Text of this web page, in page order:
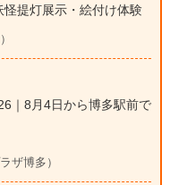
提灯展示・絵付け体験
｜8月4日から博多駅前で
ザ博多）